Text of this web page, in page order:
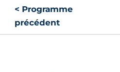
< Programme
précédent